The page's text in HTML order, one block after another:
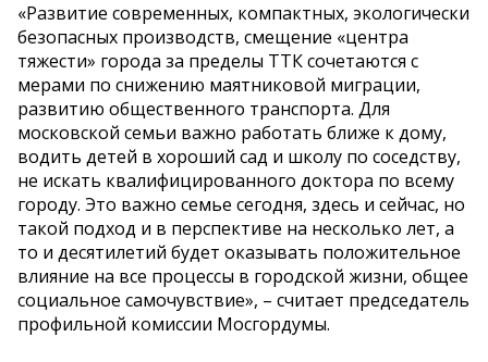
«Развитие современных, компактных, экологически
безопасных производств, смещение «центра
тяжести» города за пределы ТТК сочетаются с
мерами по снижению маятниковой миграции,
развитию общественного транспорта. Для
московской семьи важно работать ближе к дому,
водить детей в хороший сад и школу по соседству,
не искать квалифицированного доктора по всему
городу. Это важно семье сегодня, здесь и сейчас, но
такой подход и в перспективе на несколько лет, а
то и десятилетий будет оказывать положительное
влияние на все процессы в городской жизни, общее
социальное самочувствие», – считает председатель
профильной комиссии Мосгордумы.